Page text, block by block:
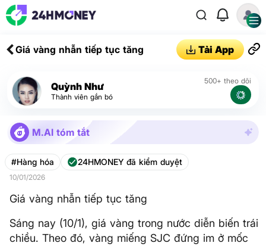
Giá vàng nhẫn tiếp tục tăng Tải App
Quỳnh Như
Thành viên gắn bó
500+ theo dõi
M.AI tóm tắt
#Hàng hóa 24HMONEY đã kiểm duyệt
10/01/2026
Giá vàng nhẫn tiếp tục tăng
Sáng nay (10/1), giá vàng trong nước diễn biến trái
chiều. Theo đó, vàng miếng SJC đứng im ở mốc